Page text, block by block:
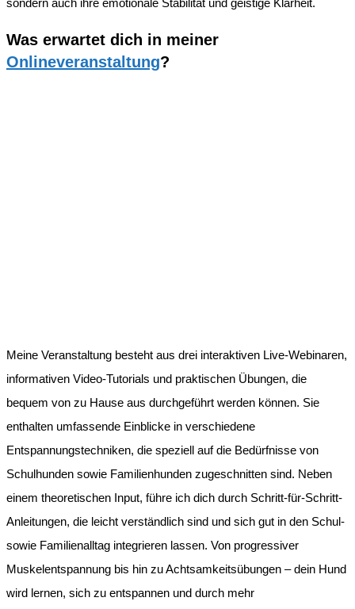
sondern auch ihre emotionale Stabilität und geistige Klarheit.
Was erwartet dich in meiner
Onlineveranstaltung?
Meine Veranstaltung besteht aus drei interaktiven Live-Webinaren,
informativen Video-Tutorials und praktischen Übungen, die
bequem von zu Hause aus durchgeführt werden können. Sie
enthalten umfassende Einblicke in verschiedene
Entspannungstechniken, die speziell auf die Bedürfnisse von
Schulhunden sowie Familienhunden zugeschnitten sind. Neben
einem theoretischen Input, führe ich dich durch Schritt-für-Schritt-
Anleitungen, die leicht verständlich sind und sich gut in den Schul-
sowie Familienalltag integrieren lassen. Von progressiver
Muskelentspannung bis hin zu Achtsamkeitsübungen – dein Hund
wird lernen, sich zu entspannen und durch mehr